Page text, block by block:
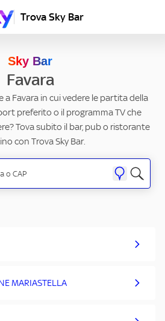
Trova Sky Bar
Sky Bar
Favara
a Favara in cui vedere le partita della
preferito o il programma TV che
Tova subito il bar, pub o ristorante
con Trova Sky Bar.
MARIASTELLA